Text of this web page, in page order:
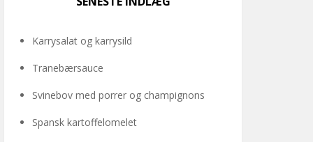
Karrysalat og karrysild
Tranebærsauce
Svinebov med porrer og champignons
Spansk kartoffelomelet